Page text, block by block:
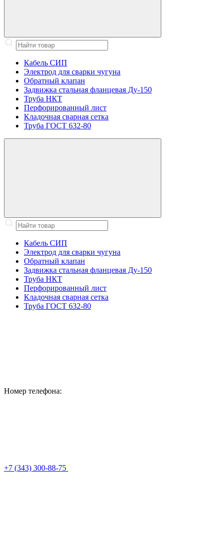
Кабель СИП
Электрод для сварки чугуна
Обратный клапан
Задвижка стальная фланцевая Ду-150
Труба НКТ
Перфорированный лист
Кладочная сварная сетка
Труба ГОСТ 632-80
Кабель СИП
Электрод для сварки чугуна
Обратный клапан
Задвижка стальная фланцевая Ду-150
Труба НКТ
Перфорированный лист
Кладочная сварная сетка
Труба ГОСТ 632-80
Номер телефона:
+7 (343) 300-88-75